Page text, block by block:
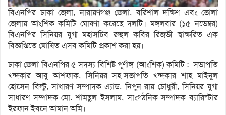
বিএনপির ঢাকা জেলা, নারায়ণগঞ্জ জেলা, বরিশাল দক্ষিণ এবং ভোলা
জেলায় আংশিক কমিটি ঘোষণা করেছে দলটি। মঙ্গলবার (১৫ নভেম্বর)
বিএনপির সিনিয়র যুগ্ম মহাসচিব রুহুল কবির রিজভী স্বাক্ষরিত এক
বিজ্ঞপ্তিতে ঘোষিত এসব কমিটি প্রকাশ করা হয়।
ঢাকা জেলা বিএনপির ৫ সদস্য বিশিষ্ট পূর্ণাঙ্গ (আংশিক) কমিটি : সভাপতি
খন্দকার আবু আশফাক, সিনিয়র সহ-সভাপতি খন্দকার শাহ মাইনুল
হোসেন বিল্টু, সাধারণ সম্পাদক এ্যাড. নিপুন রায় চৌধুরী, সিনিয়র যুগ্ম
সাধারণ সম্পাদক মো. শামছুল ইসলাম, সাংগঠনিক সম্পাদক ব্যারিস্টার
ইরফান ইবনে আমান অমি।